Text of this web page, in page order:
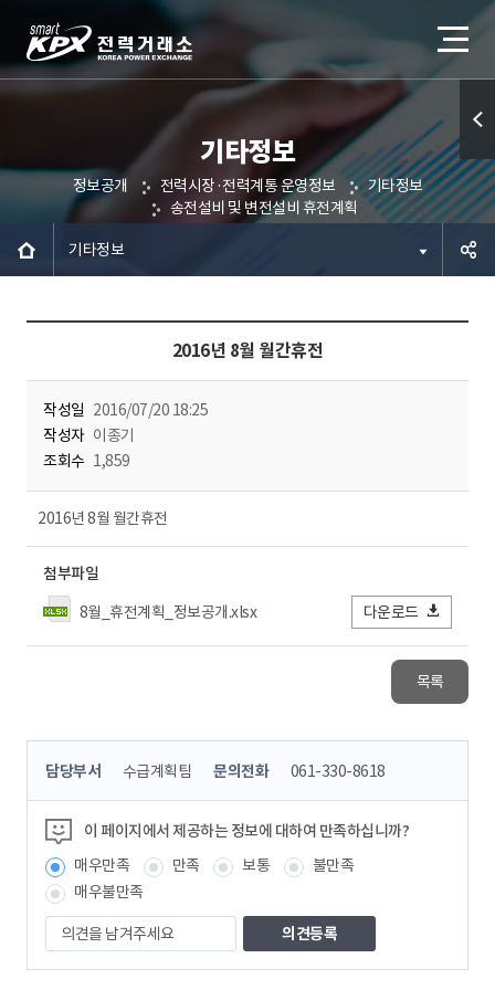
기타정보
정보공개 전력시장·전력계통 운영정보
기타정보
송전설비 및 변전설비 휴전계획
기타정보
2016년 8월 월간휴전
작성일 2016/07/20 18:25
작성자 이종기
조회수 1,859
2016년 8월 월간휴전
첨부파일
8월_휴전계획_정보공개.xlsx
다운로드
목록
콘
츠
정
보
책
임
자
담당부서 수급계획팀 문의전화 061-330-8618
이 페이지에서 제공하는 정보에 대하여 만족하십니까?
매우만족
만족 보통
불만족
매우불만족
의
견
을
퀵메
뉴 열
기